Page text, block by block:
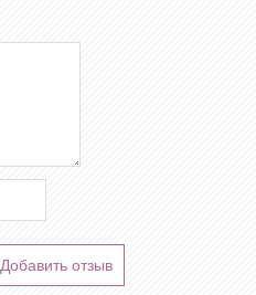
Добавить отзыв